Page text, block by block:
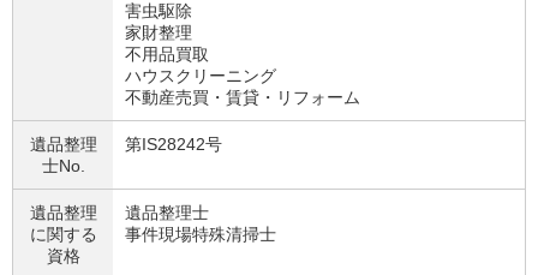
害虫駆除
家財整理
不用品買取
ハウスクリーニング
不動産売買・賃貸・リフォーム
遺品整理
士No.
第IS28242号
遺品整理
に関する
資格
遺品整理士
事件現場特殊清掃士